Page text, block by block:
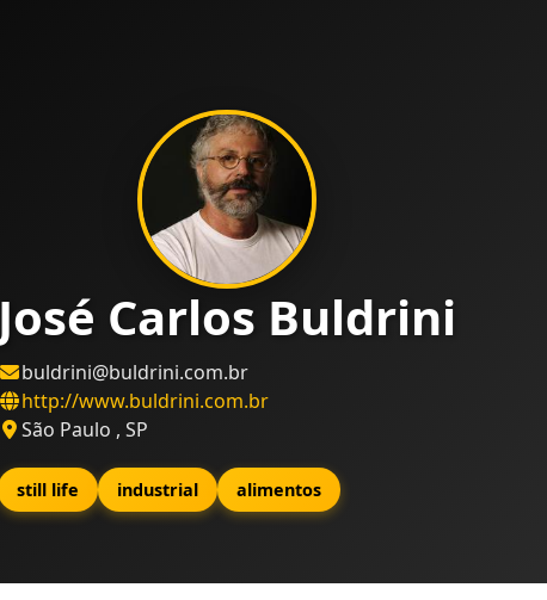
José Carlos Buldrini
buldrini@buldrini.com.br
http://www.buldrini.com.br
São Paulo , SP
still life industrial alimentos